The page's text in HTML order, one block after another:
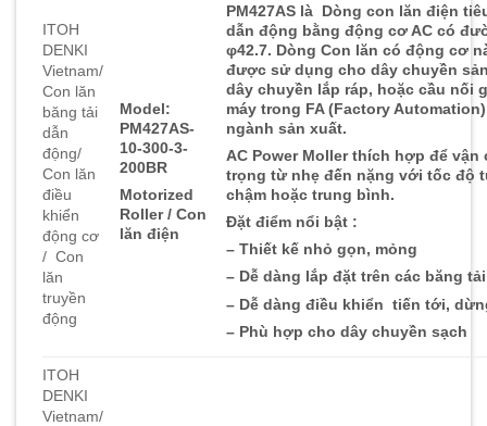
ITOH
DENKI
Vietnam/
Con lăn
băng tải
dẫn
động/
Con lăn
điều
khiển
động cơ
/ Con
lăn
truyền
động
Model:
PM427AS-
10-300-3-
200BR
Motorized
Roller / Con
lăn điện
PM427AS là Dòng con lăn điện
dẫn động bằng động cơ AC có
φ42.7. Dòng Con lăn có động cơ
được sử dụng cho dây chuyền
dây chuyền lắp ráp, hoặc cầu nối
máy trong FA (Factory
ngành sản xuất.
AC Power Moller thích hợp để vận
trọng từ nhẹ đến nặng với tốc độ
chậm hoặc trung bình.
Đặt điểm nổi bật :
– Thiết kế nhỏ gọn, mỏng
– Dễ dàng lắp đặt trên các băng
– Dễ dàng điều khiển tiến tới,
– Phù hợp cho dây chuyền sạch
ITOH
DENKI
Vietnam/